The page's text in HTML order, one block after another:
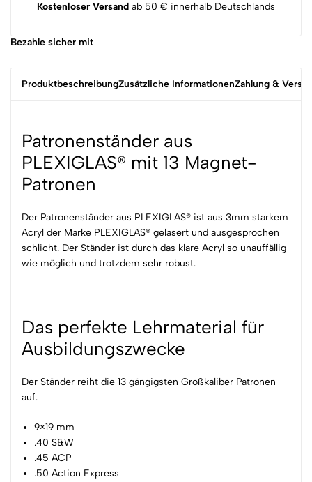
Kostenloser Versand ab 50 € innerhalb Deutschlands
Bezahle sicher mit
ProduktbeschreibungZusätzliche InformationenZahlung &
Patronenständer aus
PLEXIGLAS® mit 13 Magnet-
Patronen
Der Patronenständer aus PLEXIGLAS® ist aus 3mm starkem
Acryl der Marke PLEXIGLAS® gelasert und ausgesprochen
schlicht. Der Ständer ist durch das klare Acryl so unauffällig
wie möglich und trotzdem sehr robust.
Das perfekte Lehrmaterial für
Ausbildungszwecke
Der Ständer reiht die 13 gängigsten Großkaliber Patronen
auf.
9×19 mm
.40 S&W
.45 ACP
.50 Action Express